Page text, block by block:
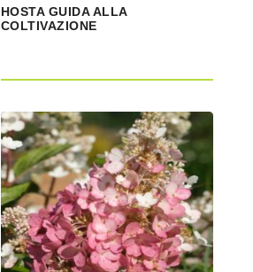
HOSTA GUIDA ALLA
COLTIVAZIONE